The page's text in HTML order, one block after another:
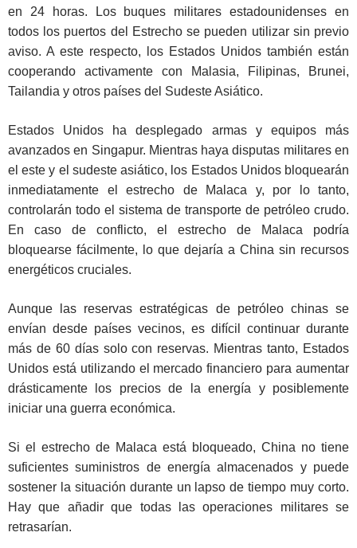
en 24 horas. Los buques militares estadounidenses en
todos los puertos del Estrecho se pueden utilizar sin previo
aviso. A este respecto, los Estados Unidos también están
cooperando activamente con Malasia, Filipinas, Brunei,
Tailandia y otros países del Sudeste Asiático.
Estados Unidos ha desplegado armas y equipos más
avanzados en Singapur. Mientras haya disputas militares en
el este y el sudeste asiático, los Estados Unidos bloquearán
inmediatamente el estrecho de Malaca y, por lo tanto,
controlarán todo el sistema de transporte de petróleo crudo.
En caso de conflicto, el estrecho de Malaca podría
bloquearse fácilmente, lo que dejaría a China sin recursos
energéticos cruciales.
Aunque las reservas estratégicas de petróleo chinas se
envían desde países vecinos, es difícil continuar durante
más de 60 días solo con reservas. Mientras tanto, Estados
Unidos está utilizando el mercado financiero para aumentar
drásticamente los precios de la energía y posiblemente
iniciar una guerra económica.
Si el estrecho de Malaca está bloqueado, China no tiene
suficientes suministros de energía almacenados y puede
sostener la situación durante un lapso de tiempo muy corto.
Hay que añadir que todas las operaciones militares se
retrasarían.